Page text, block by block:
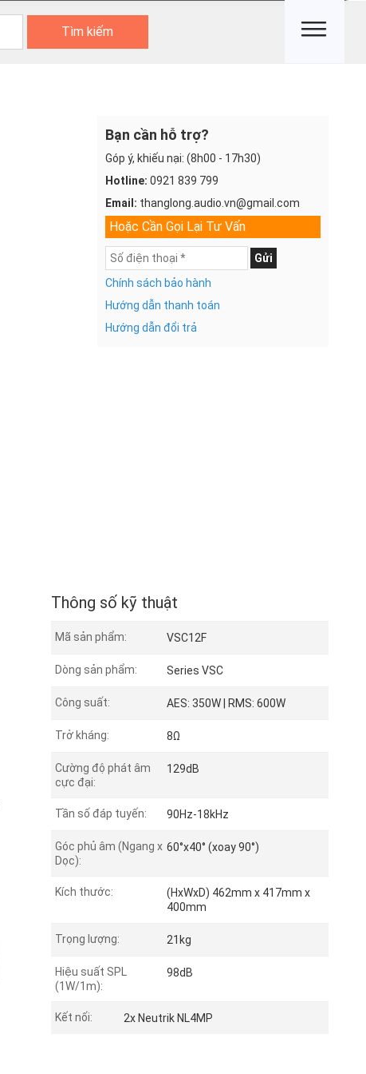
Tìm kiếm
Bạn cần hỗ trợ?
Góp ý, khiếu nại: (8h00 - 17h30)
Hotline: 0921 839 799
Email: thanglong.audio.vn@gmail.com
Hoặc Cần Gọi Lại Tư Vấn
Gửi
Chính sách bảo hành
Hướng dẫn thanh toán
Hướng dẫn đổi trả
Thông số kỹ thuật
Mã sản phẩm: VSC12F
Dòng sản phẩm: Series VSC
Công suất: AES: 350W | RMS: 600W
Trở kháng: 8Ω
Cường độ phát âm
cực đại:
129dB
Tần số đáp tuyến: 90Hz-18kHz
Góc phủ âm (Ngang x
Dọc):
60°x40° (xoay 90°)
Kích thước:
(HxWxD) 462mm x 417mm x
400mm
Trọng lượng: 21kg
Hiệu suất SPL
(1W/1m):
98dB
Kết nối: 2x Neutrik NL4MP